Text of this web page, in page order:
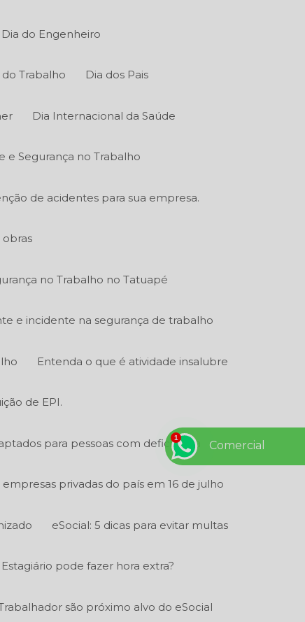
Dia do Engenheiro
do Trabalho Dia dos Pais
Dia Internacional da Saúde
e Segurança no Trabalho
de acidentes para sua empresa.
obras
no Trabalho no Tatuapé
e incidente na segurança de trabalho
Entenda o que é atividade insalubre
de EPI.
para pessoas com deficiência
privadas do país em 16 de julho
eSocial: 5 dicas para evitar multas
Estagiário pode fazer hora extra?
são próximo alvo do eSocial
Comercial